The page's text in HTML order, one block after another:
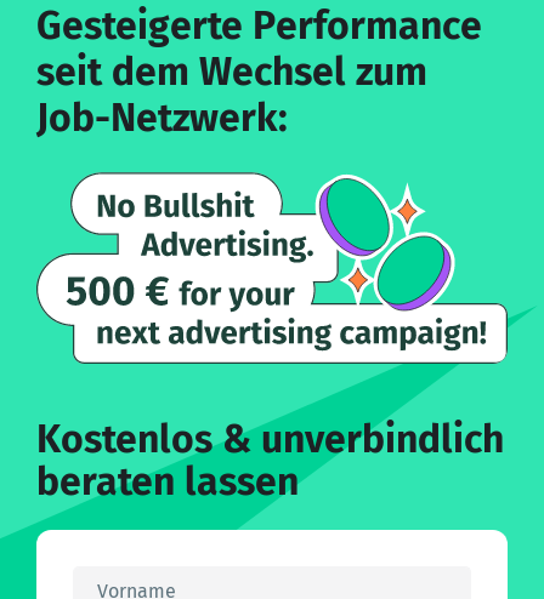
Gesteigerte Performance
seit dem Wechsel zum
Job-Netzwerk:
Kostenlos & unverbindlich
beraten lassen
Vorname